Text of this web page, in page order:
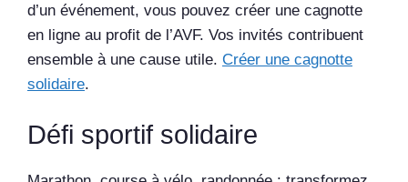
d’un événement, vous pouvez créer une cagnotte
en ligne au profit de l’AVF. Vos invités contribuent
ensemble à une cause utile. Créer une cagnotte
solidaire.
Défi sportif solidaire